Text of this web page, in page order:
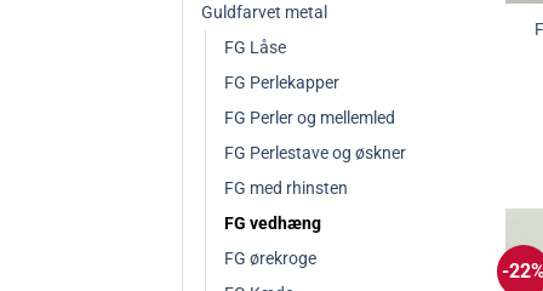
Guldfarvet metal
FG Låse
FG Perlekapper
FG Perler og mellemled
FG Perlestave og øskner
FG med rhinsten
FG vedhæng
FG ørekroge
-